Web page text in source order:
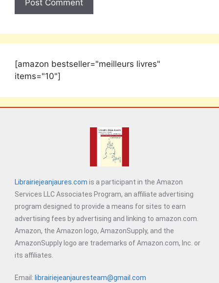
[amazon bestseller="meilleurs livres"
items="10"]
Librairiejeanjaures.com is a participant in the Amazon
Services LLC Associates Program, an affiliate advertising
program designed to provide a means for sites to earn
advertising fees by advertising and linking to amazon.com.
Amazon, the Amazon logo, AmazonSupply, and the
AmazonSupply logo are trademarks of Amazon.com, Inc. or
its affiliates.
Email: librairiejeanjauresteam@gmail.com